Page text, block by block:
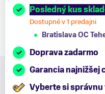
Posledný kus
Dostupné v 1 predajni
Bratislava OC
Doprava zadarmo
Garancia najnižšej
Vyberte si